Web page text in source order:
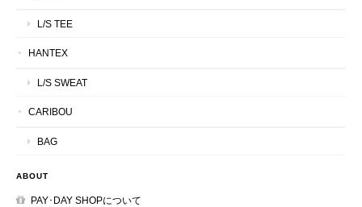
L/S TEE
HANTEX
L/S SWEAT
CARIBOU
BAG
ABOUT
PAY･DAY SHOPについて